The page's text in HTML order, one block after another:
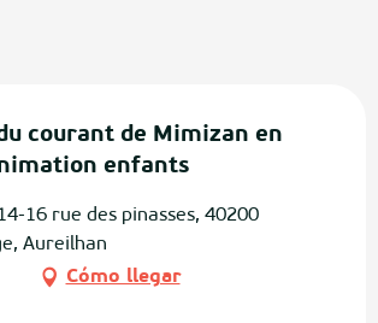
courant de Mimizan en
enfants
16 rue des pinasses, 40200
Aureilhan
Cómo llegar